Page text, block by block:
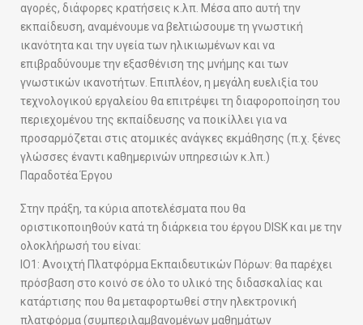
αγορές, διάφορες κρατήσεις κ.λπ. Μέσα απο αυτή την
εκπαίδευση, αναμένουμε να βελτιώσουμε τη γνωστική
ικανότητα και την υγεία των ηλικιωμένων και να
επιβραδύνουμε την εξασθένιση της μνήμης και των
γνωστικών ικανοτήτων. Επιπλέον, η μεγάλη ευελιξία του
τεχνολογικού εργαλείου θα επιτρέψει τη διαφοροποίηση του
περιεχομένου της εκπαίδευσης να ποικίλλει για να
προσαρμόζεται στις ατομικές ανάγκες εκμάθησης (π.χ. ξένες
γλώσσες έναντι καθημερινών υπηρεσιών κ.λπ.)
Παραδοτέα Έργου
Στην πράξη, τα κύρια αποτελέσματα που θα
οριστικοποιηθούν κατά τη διάρκεια του έργου DISK και με την
ολοκλήρωσή του είναι:
IO1: Ανοιχτή Πλατφόρμα Εκπαιδευτικών Πόρων: θα παρέχει
πρόσβαση στο κοινό σε όλο το υλικό της διδασκαλίας και
κατάρτισης που θα μεταφορτωθεί στην ηλεκτρονική
πλατφόρμα (συμπεριλαμβανομένων μαθημάτων